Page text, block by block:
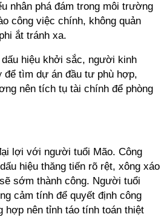
nhân phá đám trong môi trường
công việc chính, không quản
ắt tránh xa.
hiệu khởi sắc, người kinh
để tìm dự án đầu tư phù hợp,
nên tích tụ tài chính để phòng
lợi với người tuổi Mão. Công
hiệu thăng tiến rõ rệt, xông xáo
sớm thành công. Người tuổi
cảm tính để quyết định công
hợp nên tỉnh táo tính toán thiệt